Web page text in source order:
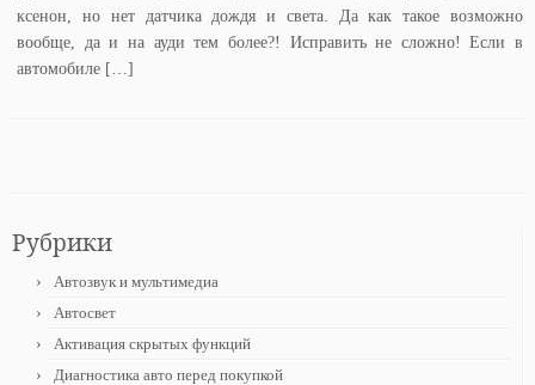
ксенон, но нет датчика дождя и света. Да как такое возможно
вообще, да и на ауди тем более?! Исправить не сложно! Если в
автомобиле […]
Рубрики
Автозвук и мультимедиа
Автосвет
Активация скрытых функций
Диагностика авто перед покупкой